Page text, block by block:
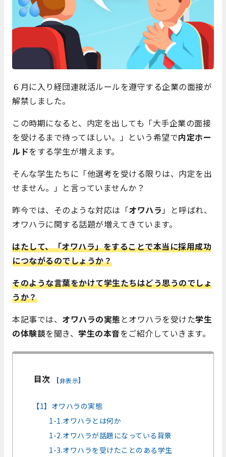
６月に入り経団連就活ルールを遵守する企業の面接が
解禁しました。
この時期になると、内定を出しても「大手企業の面接
を受けるまで待ってほしい。」という希望で内定ホー
ルドをする学生が増えます。
そんな学生たちに「他選考を受ける限りは、内定を出
せません。」と言っていませんか？
昨今では、そのような対応は「オワハラ 」と呼ばれ、
オワハラに関する話題が増えてきています。
はたして、「オワハラ」をすることで本当に採用成功
につながるのでしょうか？
そのような言葉をかけて学生たちはどう思うのでしょ
うか？
本記事では、 オワハラの実態 とオワハラを受けた学生
の体験談を聞き、 学生の本音をご紹介していきます。
目次 [非表示]
【1】オワハラの実態
1-1.オワハラとは何か
1-2.オワハラが話題になっている背景
1-3.オワハラを受けたことのある学生